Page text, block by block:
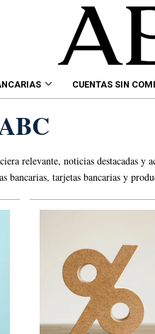
CUENTAS SIN
relevante, noticias destacadas
bancarias, tarjetas bancarias y